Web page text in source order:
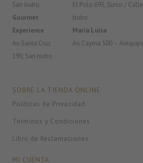
San Isidro
Gourmet
Experience
Av. Santa Cruz
190, San Isidro
El Polo 695, Surco /
Isidro
Maria Luisa
Av. Cayma 500 – Arequipa
SOBRE LA TIENDA ONLINE
Políticas de Privacidad
Términos y Condiciones
Libro de Reclamaciones
MI CUENTA